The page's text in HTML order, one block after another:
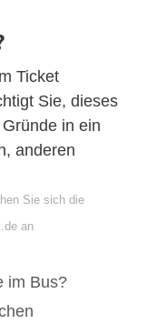
Ticket
Sie, dieses
in ein
anderen
Sie sich die
an
im Bus?